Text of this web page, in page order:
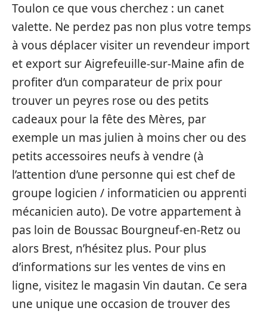
Toulon ce que vous cherchez : un canet
valette. Ne perdez pas non plus votre temps
à vous déplacer visiter un revendeur import
et export sur Aigrefeuille-sur-Maine afin de
profiter d’un comparateur de prix pour
trouver un peyres rose ou des petits
cadeaux pour la fête des Mères, par
exemple un mas julien à moins cher ou des
petits accessoires neufs à vendre (à
l’attention d’une personne qui est chef de
groupe logicien / informaticien ou apprenti
mécanicien auto). De votre appartement à
pas loin de Boussac Bourgneuf-en-Retz ou
alors Brest, n’hésitez plus. Pour plus
d’informations sur les ventes de vins en
ligne, visitez le magasin Vin dautan. Ce sera
une unique une occasion de trouver des